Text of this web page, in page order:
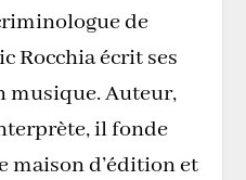
de
Rocchia écrit ses
musique. Auteur,
il fonde
maison d’édition et